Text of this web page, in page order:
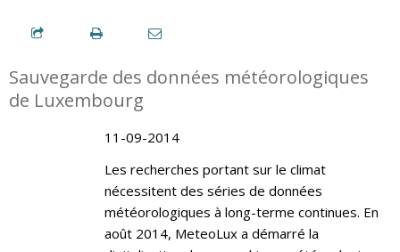
Sauvegarde des données météorologiques
de Luxembourg
11-09-2014
Les recherches portant sur le climat
nécessitent des séries de données
météorologiques à long-terme continues. En
août 2014, MeteoLux a démarré la